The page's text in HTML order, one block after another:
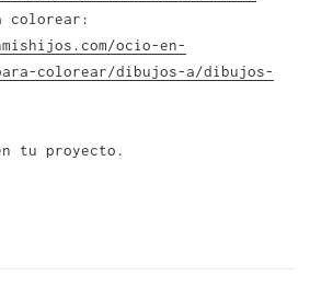
colorear:
ocio-en-
colorear/dibujos-a/dibujos-
tu proyecto.